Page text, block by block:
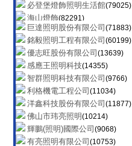
必登堡燈飾照明生活館(79025)
海山燈飾(82291)
億昇照明有限公司(90631)
YP燈飾網(145250)
綠的照明科技有限公司(41766)
隆升燈飾照明設備公司(104308)
碩豐再生能源事業公司(41012)
燈輝照明有限公司(41310)
全民燈飾(39536)
CK流行燈飾(48802)
陞達實業股份有限公司(60477)
巨達照明股份有限公司 (71883)
銘毅照明工程有限公司 (60199)
優志旺股份有限公司 (13639)
感應王照明科技(14355)
智群照明科技有限公司 (9766)
利格機電工程公司 (11034)
洋鑫科技股份有限公司 (11877)
佛山市玮亮照明(10214)
輝鵬(照明)國際公司 (9068)
有亮照明有限公司 (10753)